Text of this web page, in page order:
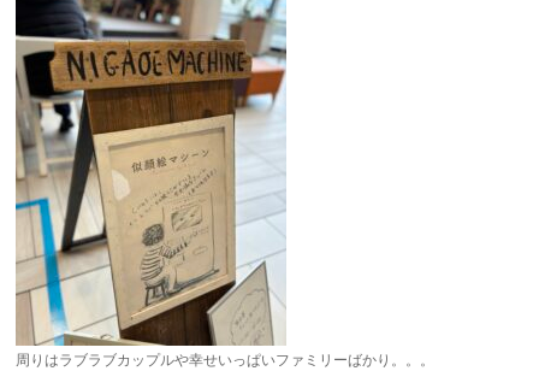
周りはラブラブカップルや幸せいっぱいファミリーばかり。。。